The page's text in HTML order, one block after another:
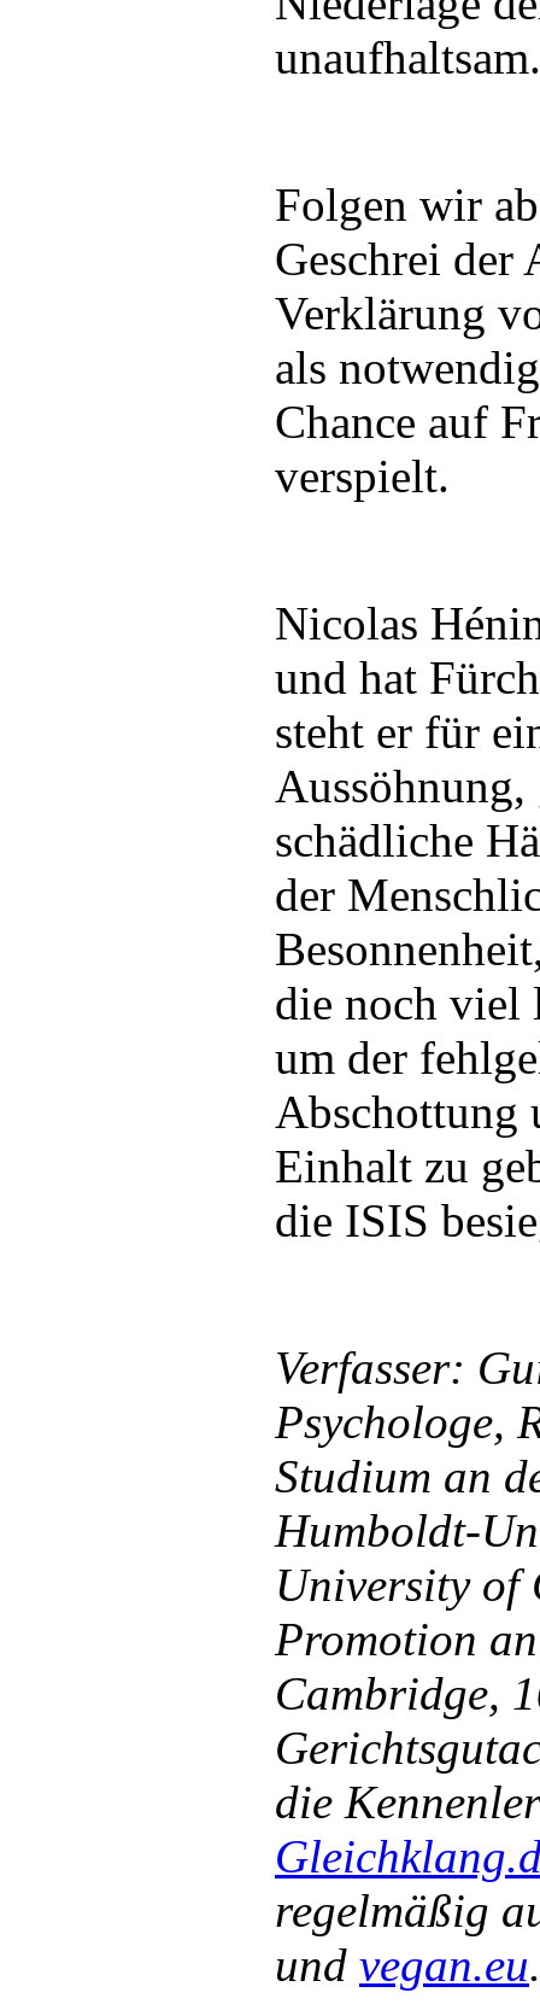
unaufhaltsam.
Folgen wir
Geschrei der
Verklärung
als
Chance auf
verspielt.
Nicolas
und hat
steht er für
Aussöhnung,
schädliche
der
die noch viel
um der
Abschottung
Einhalt zu
die ISIS
Verfasser:
Psychologe,
Studium an
Humboldt-
University of
Promotion
Cambridge,
die
regelmäßig
und vegan.eu.